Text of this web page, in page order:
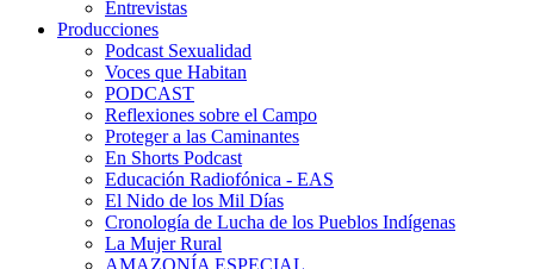
Entrevistas
Producciones
Podcast Sexualidad
Voces que Habitan
PODCAST
Reflexiones sobre el Campo
Proteger a las Caminantes
En Shorts Podcast
Educación Radiofónica - EAS
El Nido de los Mil Días
Cronología de Lucha de los Pueblos Indígenas
La Mujer Rural
AMAZONÍA ESPECIAL